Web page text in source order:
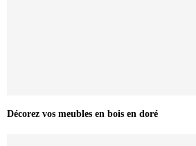
Décorez vos meubles en bois en doré